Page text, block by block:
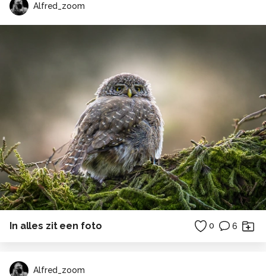
Alfred_zoom
In alles zit een foto 0 6
Alfred_zoom